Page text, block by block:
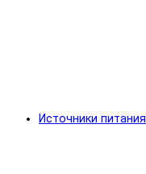
Источники питания